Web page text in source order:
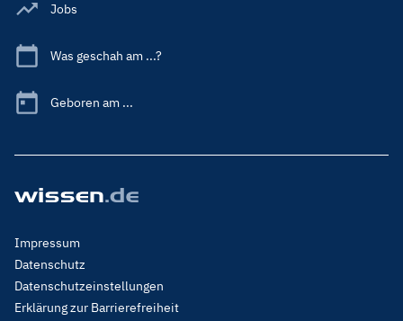
Jobs
Was geschah am ...?
Geboren am ...
Footer
Menu
Legal
Impressum
Datenschutz
Datenschutzeinstellungen
Erklärung zur Barrierefreiheit